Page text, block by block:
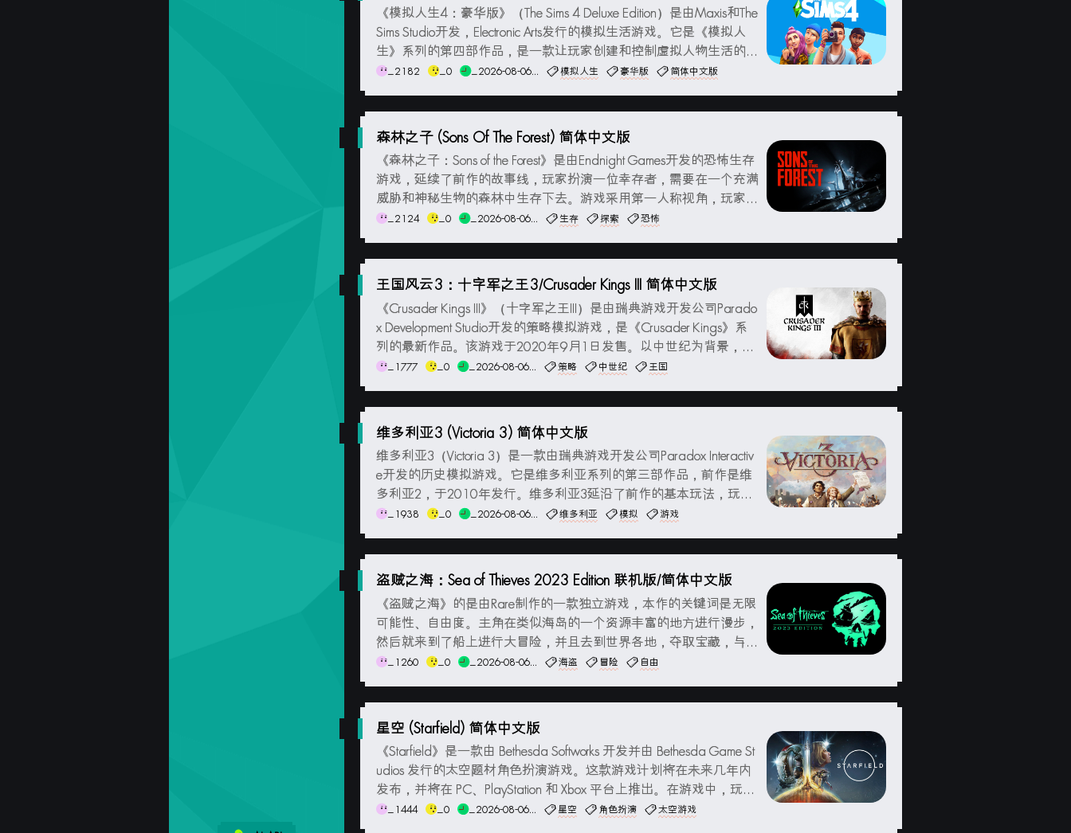
《模拟人生4：豪华版》（The Sims 4 Deluxe Edition）是由Maxis和The
Sims Studio开发，Electronic Arts发行的模拟生活游戏。它是《模拟人
生》系列的第四部作品，是一款让玩家创建和控制虚拟人物生活的游
戏。《模拟人生4》允许玩家创建自定义角色，设计并控制他们的生
_2182 _0 _2026-08-06... 模拟人生 豪华版 简体中文版
森林之子 (Sons Of The Forest) 简体中文版
《森林之子：Sons of the Forest》是由Endnight Games开发的恐怖生存
游戏，延续了前作的故事线，玩家扮演一位幸存者，需要在一个充满
威胁和神秘生物的森林中生存下去。游戏采用第一人称视角，玩家需
要探索环境，寻找资源并建造避难所，以抵御敌对生物和其他幸存者
玩家需要狩猎、收集植物，...
_2124 _0 _2026-08-06... 生存 探索 恐怖
王国风云3：十字军之王3/Crusader Kings III 简体中文版
《Crusader Kings III》（十字军之王III）是由瑞典游戏开发公司Parado
x Development Studio开发的策略模拟游戏，是《Crusader Kings》系
列的最新作品。该游戏于2020年9月1日发售。以中世纪为背景，玩
家可以选择扮演一个贵族家族的统治者，在一个庞大的开放世界中经
_1777 _0 _2026-08-06... 策略 中世纪 王国
维多利亚3 (Victoria 3) 简体中文版
维多利亚3（Victoria 3）是一款由瑞典游戏开发公司Paradox Interactiv
e开发的历史模拟游戏。它是维多利亚系列的第三部作品，前作是维
多利亚2，于2010年发行。维多利亚3延沿了前作的基本玩法，玩家
扮演一个国家的统治者，管理国家的政治、经济、外交和军事，努力
工业化和帝国主义...
_1938 _0 _2026-08-06... 维多利亚 模拟 游戏
盗贼之海：Sea of Thieves 2023 Edition 联机版/简体中文版
《盗贼之海》的是由Rare制作的一款独立游戏，本作的关键词是无限
可能性、自由度。主角在类似海岛的一个资源丰富的地方进行漫步，
然后就来到了船上进行大冒险，并且去到世界各地，夺取宝藏，与海
盗战斗。有近战，也有海战，风格非常明显的大航海游戏。游戏截图
Intel Q9450 2.6G...
_1260 _0 _2026-08-06... 海盗 冒险 自由
星空 (Starfield) 简体中文版
《Starfield》是一款由 Bethesda Softworks 开发并由 Bethesda Game St
udios 发行的太空题材角色扮演游戏。这款游戏计划将在未来几年内
发布，并将在 PC、PlayStation 和 Xbox 平台上推出。在游戏中，玩家
将扮演一名宇航员，探索一个名为“Starfield”的虚构星系。玩家将能
_1444 _0 _2026-08-06... 星空 角色扮演 太空游戏